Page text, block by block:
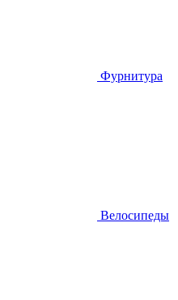
Фурнитура
Велосипеды